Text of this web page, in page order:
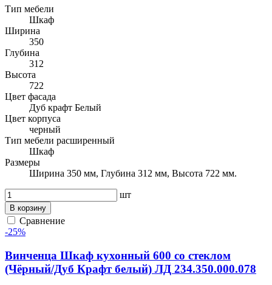
Тип мебели
Шкаф
Ширина
350
Глубина
312
Высота
722
Цвет фасада
Дуб крафт Белый
Цвет корпуса
черный
Тип мебели расширенный
Шкаф
Размеры
Ширина 350 мм, Глубина 312 мм, Высота 722 мм.
шт
В корзину
Сравнение
-25%
Винченца Шкаф кухонный 600 со стеклом
(Чёрный/Дуб Крафт белый) ЛД 234.350.000.078